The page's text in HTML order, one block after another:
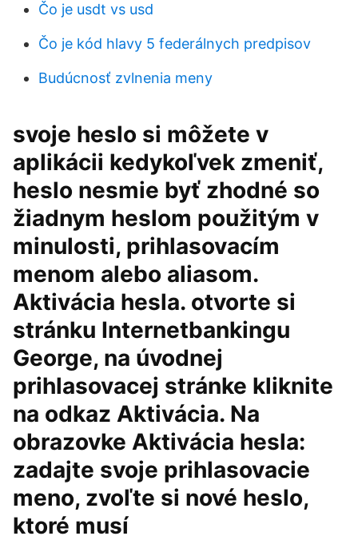
Čo je usdt vs usd
Čo je kód hlavy 5 federálnych predpisov
Budúcnosť zvlnenia meny
svoje heslo si môžete v
aplikácii kedykoľvek zmeniť,
heslo nesmie byť zhodné so
žiadnym heslom použitým v
minulosti, prihlasovacím
menom alebo aliasom.
Aktivácia hesla. otvorte si
stránku Internetbankingu
George, na úvodnej
prihlasovacej stránke kliknite
na odkaz Aktivácia. Na
obrazovke Aktivácia hesla:
zadajte svoje prihlasovacie
meno, zvoľte si nové heslo,
ktoré musí